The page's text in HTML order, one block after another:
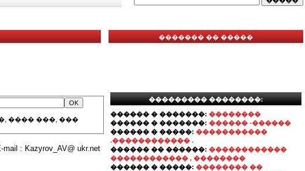
���� ���, ���
ukr.net
������� �� �����
��������� ��������:
������ � �������: ��������
������ � �������: ������ -������
������ � �����: �����������
.������������ .
������ �� ������: ������������
������������ , ��������
������ � �����: �������� ��